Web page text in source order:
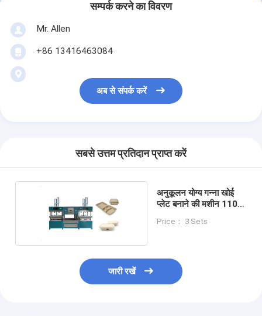
सम्पर्क करने का विवरण
Mr. Allen
+86 13416463084
अब से संपर्क करें
सबसे उत्तम प्रतिदान प्राप्त करें
अनुकूलन योग्य गन्ना खोई
प्लेट बनाने की मशीन 1100
Price： 3 Sets
जारी रखें